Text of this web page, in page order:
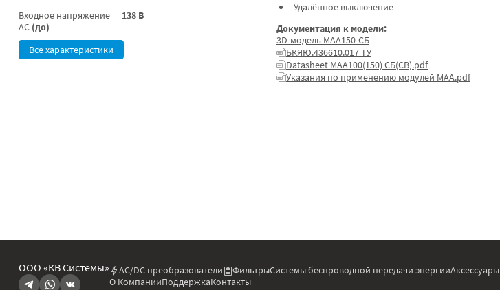
Входное напряжение
AC (до)
138 В
Все характеристики
Удалённое выключение
Документация к модели:
3D-модель МАА150-СБ
БКЯЮ.436610.017 ТУ
Datasheet МАА100(150) СБ(СВ).pdf
Указания по применению модулей МАА.pdf
ООО «КВ Системы» AC/DC преобразователи ФильтрыСистемы беспроводной передачи энергииАксессуары
О КомпанииПоддержкаКонтакты